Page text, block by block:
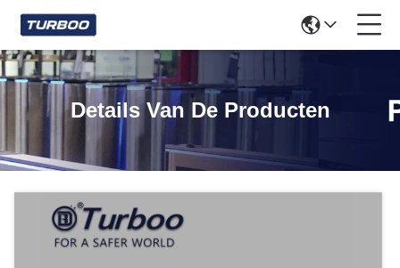
Details Van De Producten